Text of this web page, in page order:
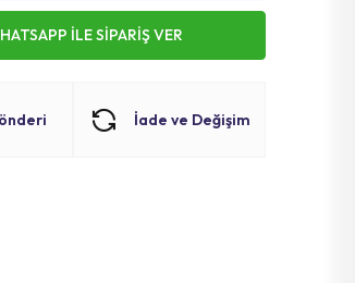
İLE SİPARİŞ VER
İade ve Değişim